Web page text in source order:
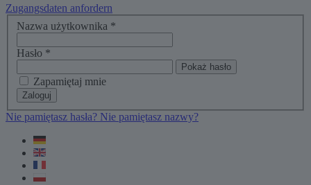
Zugangsdaten anfordern
Nazwa użytkownika *
Hasło *
Pokaż hasło
Zapamiętaj mnie
Zaloguj
Nie pamiętasz hasła? Nie pamiętasz nazwy?